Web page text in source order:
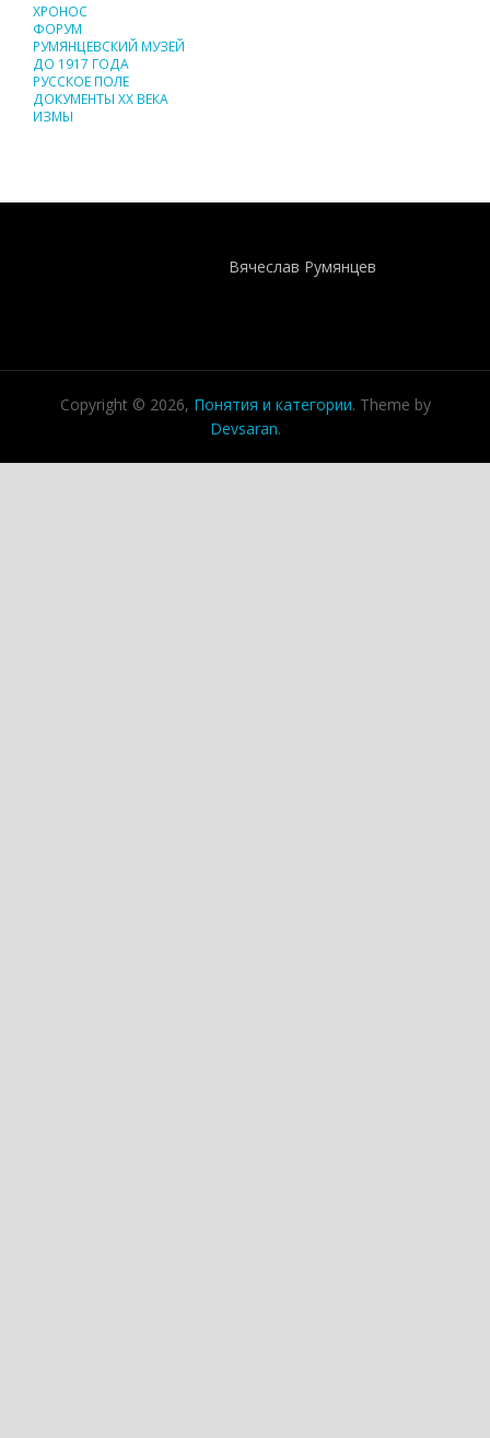
ХРОНОС
ФОРУМ
РУМЯНЦЕВСКИЙ МУЗЕЙ
ДО 1917 ГОДА
РУССКОЕ ПОЛЕ
ДОКУМЕНТЫ XX ВЕКА
ИЗМЫ
Вячеслав Румянцев
Copyright © 2026, Понятия и категории. Theme by
Devsaran.